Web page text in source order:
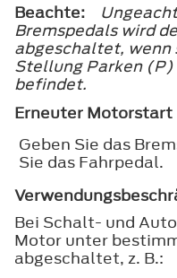
Beachte:
Bremspedals wird
abgeschaltet, wenn
Stellung Parken
befindet.
Erneuter Motorstart
Geben Sie das
Sie das Fahrpedal.
Bei Schalt- und
Motor unter
abgeschaltet, z. B.: